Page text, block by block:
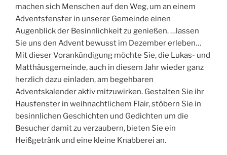
machen sich Menschen auf den Weg, um an einem
Adventsfenster in unserer Gemeinde einen
Augenblick der Besinnlichkeit zu genießen. …lassen
Sie uns den Advent bewusst im Dezember erleben…
Mit dieser Vorankündigung möchte Sie, die Lukas- und
Matthäusgemeinde, auch in diesem Jahr wieder ganz
herzlich dazu einladen, am begehbaren
Adventskalender aktiv mitzuwirken. Gestalten Sie ihr
Hausfenster in weihnachtlichem Flair, stöbern Sie in
besinnlichen Geschichten und Gedichten um die
Besucher damit zu verzaubern, bieten Sie ein
Heißgetränk und eine kleine Knabberei an.